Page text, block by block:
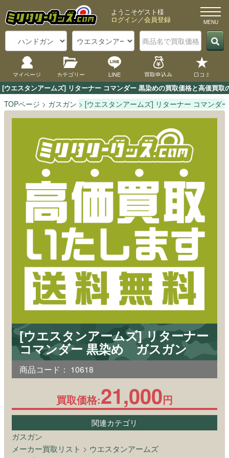
[ウエスタンアームズ] リターナー コマンダー 黒染めの買取価格と高価買
ようこそゲスト様
ログイン／会員登録
マイページ カテゴリー LINE 買取申込み 口コミ
TOPページ ガスガン [ウエスタンアームズ] リターナー コマンダ
[ウエスタンアームズ] リターナー
コマンダー 黒染め ガスガン
商品コード： 10618
買取価格:21,000円
関連カテゴリ
ガスガン
メーカー買取リスト > ウエスタンアームズ